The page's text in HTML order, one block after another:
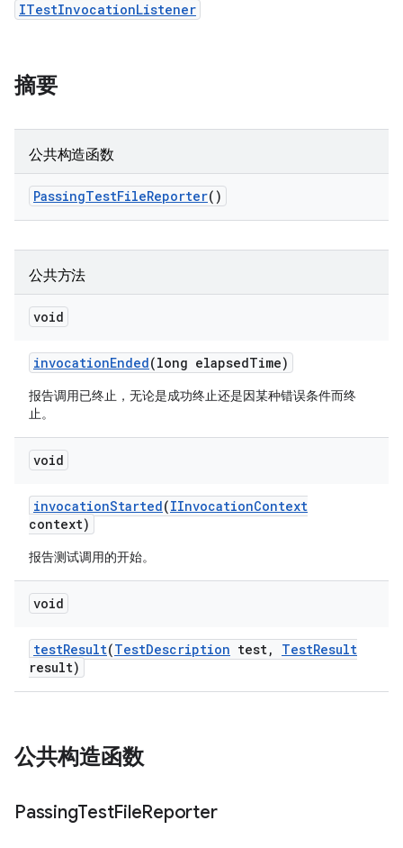
ITestInvocationListener
摘要
公共构造函数
PassingTestFileReporter()
公共方法
void
invocationEnded(long elapsedTime)
报告调用已终止，无论是成功终止还是因某种错误条件而终
止。
void
invocationStarted(IInvocationContext
context)
报告测试调用的开始。
void
testResult(TestDescription test, TestResult
result)
公共构造函数
PassingTestFileReporter